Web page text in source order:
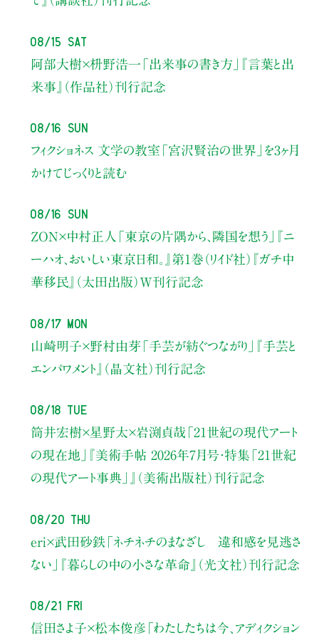
08/15 Sat
阿部大樹×枡野浩一 「出来事の書き方」
『言葉と出
来事』（作品社）刊行記念
08/16 Sun
フィクショネス 文学の教室 「宮沢賢治の世界」を3ヶ月
かけてじっくりと読む
08/16 Sun
ZON×中村正人 「東京の片隅から、隣国を想う」
『ニ
ーハオ、おいしい東京日和。』第1巻（リイド社）
『ガチ中
華移民』（太田出版）W刊行記念
08/17 Mon
山崎明子×野村由芽 「手芸が紡ぐつながり」
『手芸と
エンパワメント』（晶文社）刊行記念
08/18 Tue
筒井宏樹×星野太×岩渕貞哉 「21世紀の現代アート
の現在地」
『美術手帖 2026年7月号・特集「21世紀
の現代アート事典」』（美術出版社）刊行記念
08/20 Thu
eri×武田砂鉄「ネチネチのまなざし 違和感を見逃さ
ない」
『暮らしの中の小さな革命』（光文社）刊行記念
08/21 Fri
信田さよ子×松本俊彦 「わたしたちは今、アディクション